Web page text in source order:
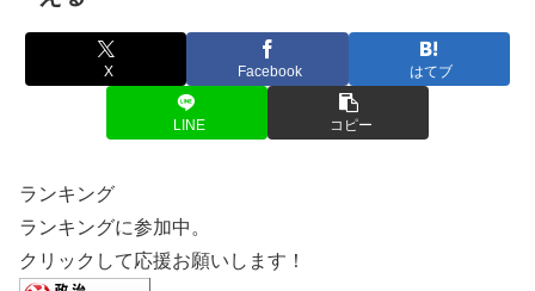
X Facebook はてブ
LINE コピー
ランキング
ランキングに参加中。
クリックして応援お願いします！